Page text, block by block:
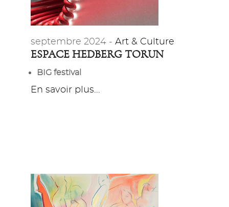
septembre 2024 - Art & Culture
ESPACE HEDBERG TORUN
BIG festival
En savoir plus...